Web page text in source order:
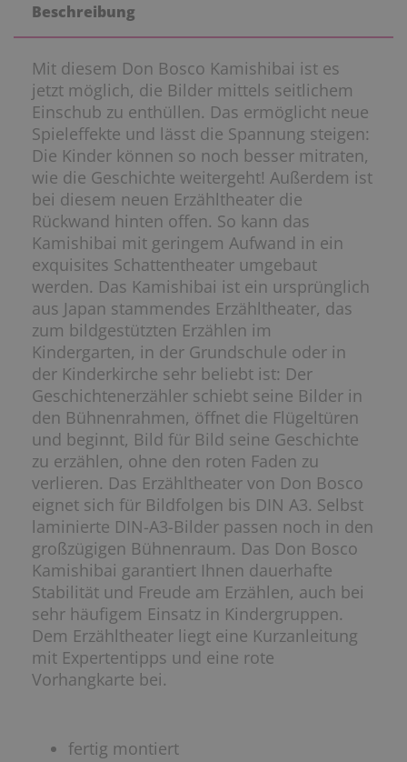
Beschreibung
Mit diesem Don Bosco Kamishibai ist es
jetzt möglich, die Bilder mittels seitlichem
Einschub zu enthüllen. Das ermöglicht neue
Spieleffekte und lässt die Spannung steigen:
Die Kinder können so noch besser mitraten,
wie die Geschichte weitergeht! Außerdem ist
bei diesem neuen Erzähltheater die
Rückwand hinten offen. So kann das
Kamishibai mit geringem Aufwand in ein
exquisites Schattentheater umgebaut
werden. Das Kamishibai ist ein ursprünglich
aus Japan stammendes Erzähltheater, das
zum bildgestützten Erzählen im
Kindergarten, in der Grundschule oder in
der Kinderkirche sehr beliebt ist: Der
Geschichtenerzähler schiebt seine Bilder in
den Bühnenrahmen, öffnet die Flügeltüren
und beginnt, Bild für Bild seine Geschichte
zu erzählen, ohne den roten Faden zu
verlieren. Das Erzähltheater von Don Bosco
eignet sich für Bildfolgen bis DIN A3. Selbst
laminierte DIN-A3-Bilder passen noch in den
großzügigen Bühnenraum. Das Don Bosco
Kamishibai garantiert Ihnen dauerhafte
Stabilität und Freude am Erzählen, auch bei
sehr häufigem Einsatz in Kindergruppen.
Dem Erzähltheater liegt eine Kurzanleitung
mit Expertentipps und eine rote
Vorhangkarte bei.
fertig montiert